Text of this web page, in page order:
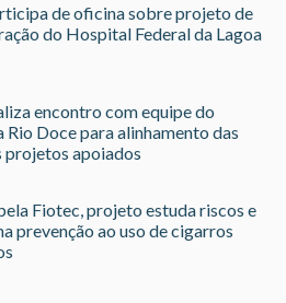
de oficina sobre projeto de
do Hospital Federal da Lagoa
encontro com equipe do
Rio Doce para alinhamento das
projetos apoiados
Fiotec, projeto estuda riscos e
prevenção ao uso de cigarros